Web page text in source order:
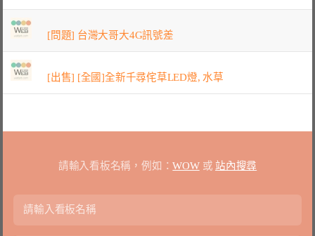
[問題] 台灣大哥大4G訊號差
[出售] [全國]全新千尋侘草LED燈, 水草
請輸入看板名稱，例如：WOW或 站內搜尋